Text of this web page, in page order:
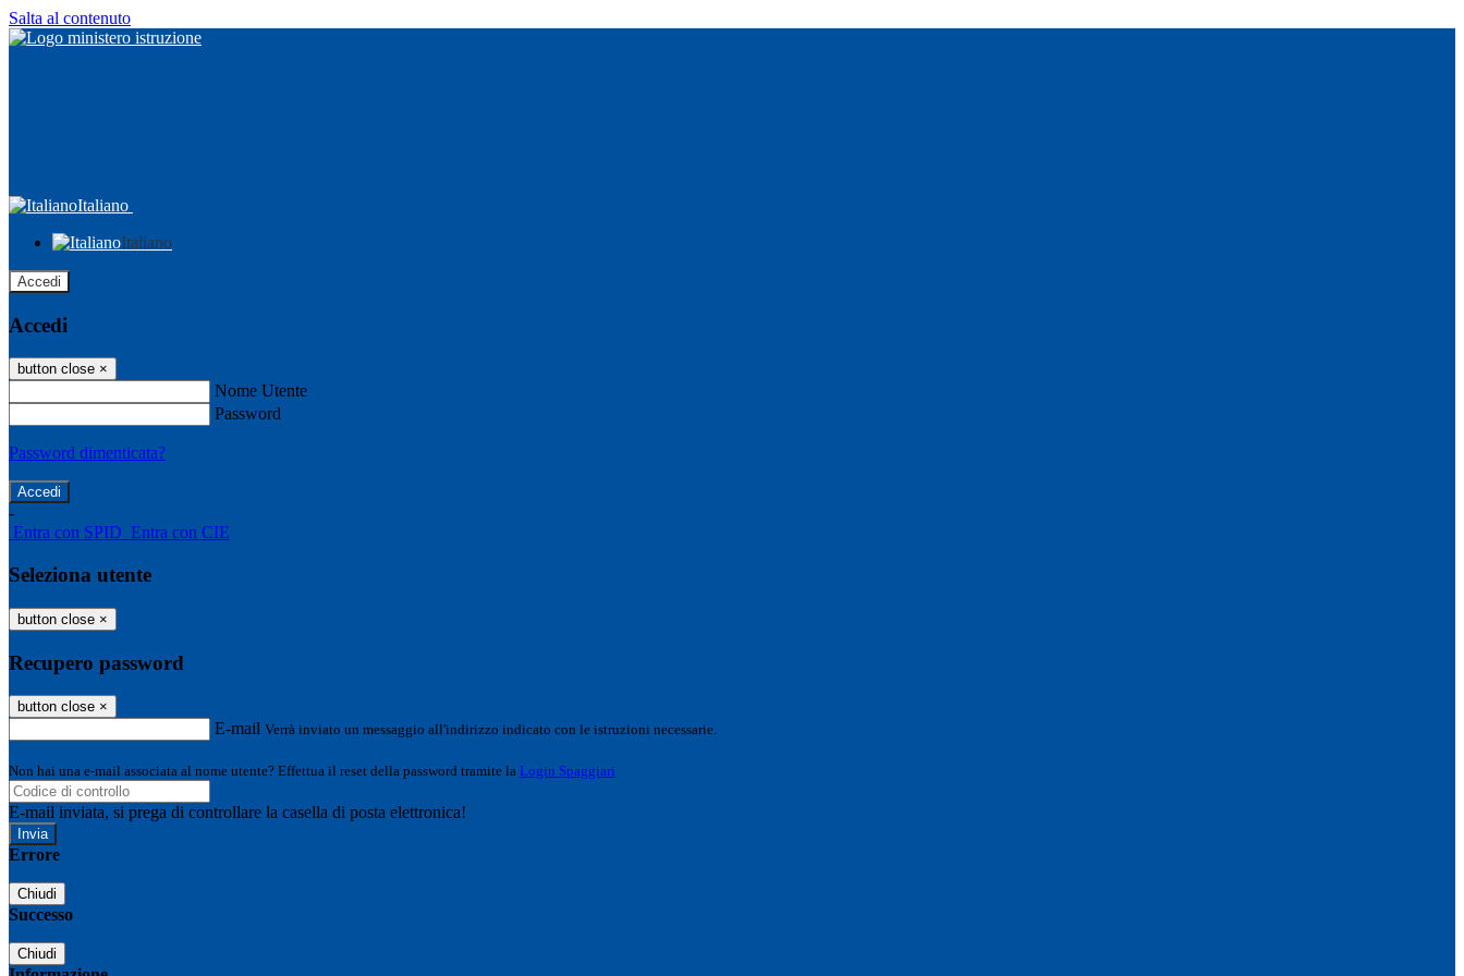
Salta al contenuto
Italiano
Italiano
Accedi
Accedi
button close ×
Nome Utente
Password
Password dimenticata?
-
Entra con SPID Entra con CIE
Seleziona utente
button close ×
Recupero password
button close ×
E-mail Verrà inviato un messaggio all'indirizzo indicato con le istruzioni necessarie.
Non hai una e-mail associata al nome utente? Effettua il reset della password tramite la Login Spaggiari
E-mail inviata, si prega di controllare la casella di posta elettronica!
Errore
Chiudi
Successo
Chiudi